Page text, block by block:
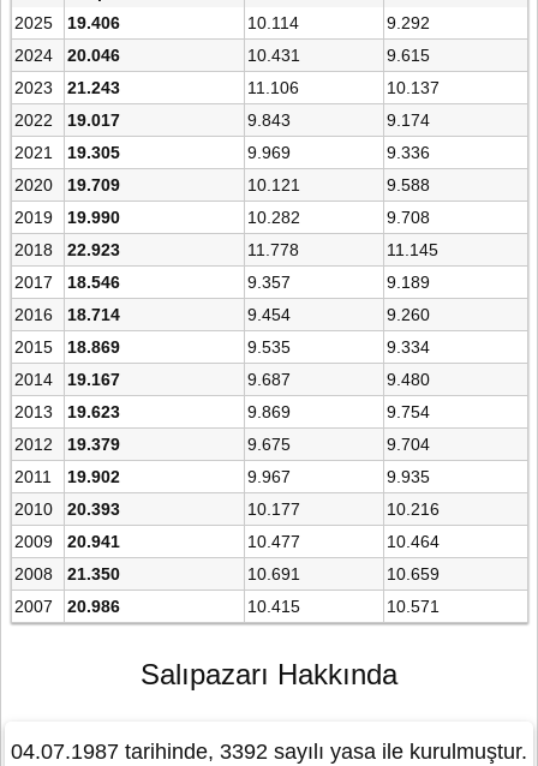
2025
19.406 10.114
9.292
2024
20.046 10.431
9.615
2023
21.243 11.106
10.137
2022
19.017 9.843
9.174
2021
19.305 9.969
9.336
2020
19.709 10.121
9.588
2019
19.990 10.282
9.708
2018
22.923 11.778
11.145
2017
18.546 9.357
9.189
2016
18.714 9.454
9.260
2015
18.869 9.535
9.334
2014
19.167 9.687
9.480
2013
19.623 9.869
9.754
2012
19.379 9.675
9.704
2011
19.902 9.967
9.935
2010
20.393 10.177
10.216
2009
20.941 10.477
10.464
2008
21.350 10.691
10.659
2007
20.986 10.415 10.571
Salıpazarı Hakkında
04.07.1987 tarihinde, 3392 sayılı yasa ile kurulmuştur.